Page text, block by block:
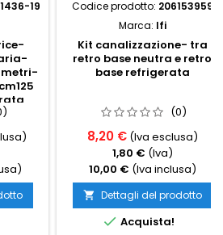
19
metri-
Codice prodotto: 206153959
Marca: Ifi
Kit canalizzazione- tra
retro base neutra e retro
base refrigerata
(0)
8,20 € (Iva esclusa)
1,80 € (Iva)
10,00 € (Iva inclusa)
 Dettagli del prodotto
 Acquista!